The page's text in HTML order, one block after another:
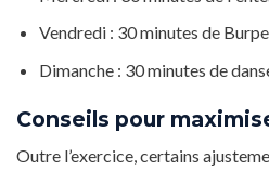
Vendredi : 30 minutes de
Dimanche : 30 minutes de
Conseils pour
Outre l’exercice, certains